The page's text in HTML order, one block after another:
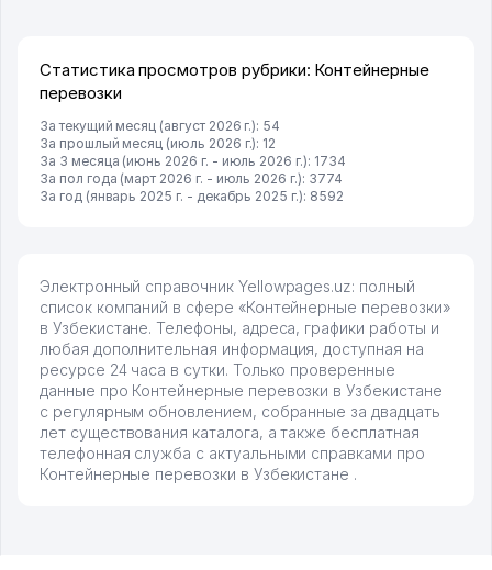
Статистика просмотров рубрики: Контейнерные
перевозки
За текущий месяц (август 2026 г.): 54
За прошлый месяц (июль 2026 г.): 12
За 3 месяца (июнь 2026 г. - июль 2026 г.): 1734
За пол года (март 2026 г. - июль 2026 г.): 3774
За год (январь 2025 г. - декабрь 2025 г.): 8592
Электронный справочник Yellowpages.uz: полный
список компаний в сфере «Контейнерные перевозки»
в Узбекистане. Телефоны, адреса, графики работы и
любая дополнительная информация, доступная на
ресурсе 24 часа в сутки. Только проверенные
данные про Контейнерные перевозки в Узбекистане
с регулярным обновлением, собранные за двадцать
лет существования каталога, а также бесплатная
телефонная служба с актуальными справками про
Контейнерные перевозки в Узбекистане .